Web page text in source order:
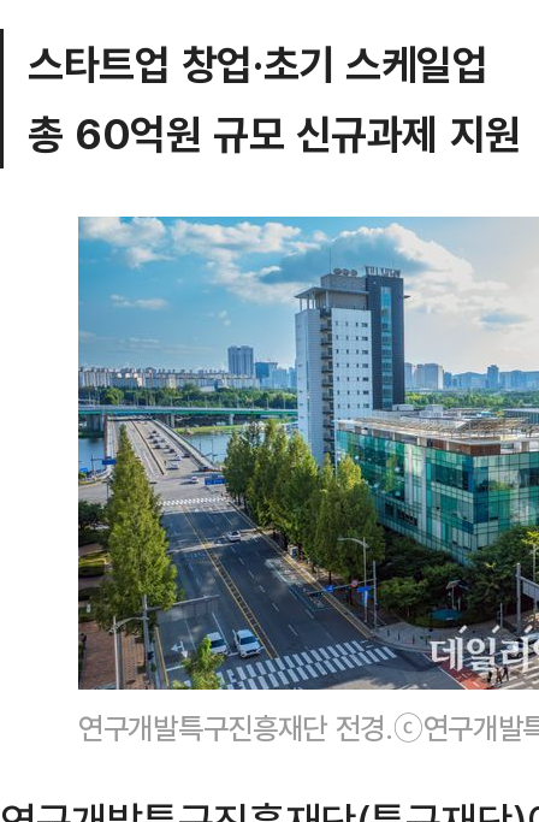
스타트업 창업·초기 스케일업
총 60억원 규모 신규과제 지원
연구개발특구진흥재단 전경.ⓒ연구개발